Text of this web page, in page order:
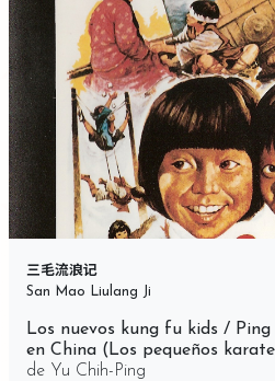
三毛流浪记
San Mao Liulang Ji
Los nuevos kung fu kids / Ping
en China (Los pequeños
de Yu Chih-Ping